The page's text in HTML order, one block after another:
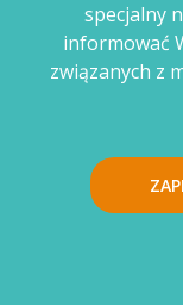
specjalny
informować
związanych z